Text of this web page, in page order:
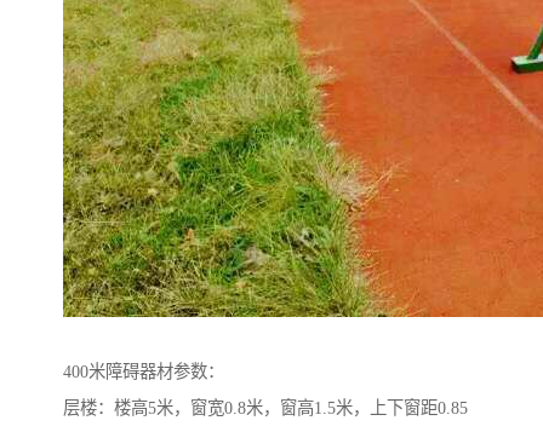
400米障碍器材参数：
层楼：楼高5米，窗宽0.8米，窗高1.5米，上下窗距0.85